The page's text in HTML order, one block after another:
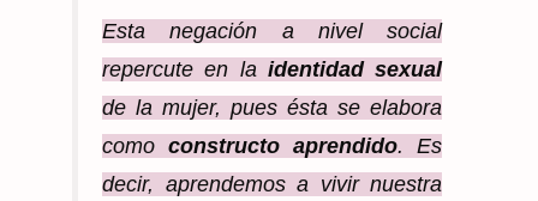
Esta negación a nivel social
repercute en la identidad sexual
de la mujer, pues ésta se elabora
como constructo aprendido. Es
decir, aprendemos a vivir nuestra